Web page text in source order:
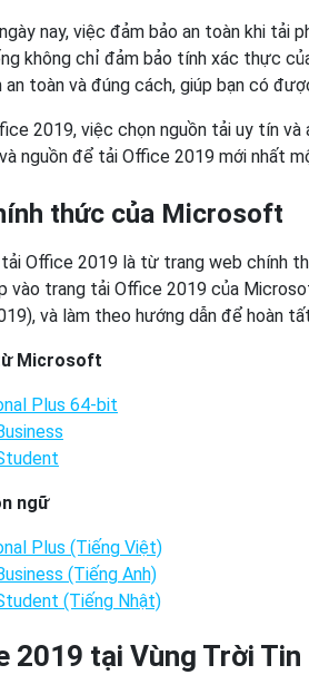
nay, việc đảm bảo an toàn khi
không chỉ đảm bảo tính xác thực
toàn và đúng cách, giúp bạn có
2019, việc chọn nguồn tải uy tín và
nguồn để tải Office 2019 mới nhất
thức của Microsoft
Office 2019 là từ trang web chính
vào trang tải Office 2019 của
và làm theo hướng dẫn để hoàn
Microsoft
Plus 64-bit
ngữ
Plus (Tiếng Việt)
(Tiếng Anh)
(Tiếng Nhật)
2019 tại Vùng Trời Tin